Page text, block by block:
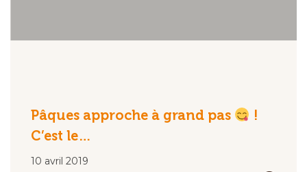
Pâques approche à grand pas
!
C’est le…
10 avril 2019